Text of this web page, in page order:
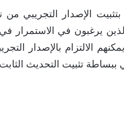
الالتزام بالإصدار
ببساطة تثبيت التحديث